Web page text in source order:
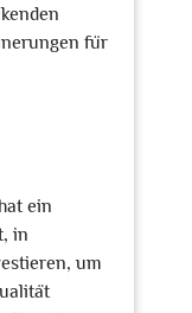
für
ein
in
um